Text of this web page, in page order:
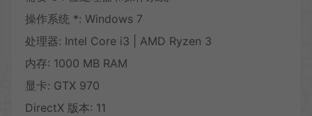
操作系统 *: Windows 7
处理器: Intel Core i3 | AMD Ryzen 3
内存: 1000 MB RAM
显卡: GTX 970
DirectX 版本: 11